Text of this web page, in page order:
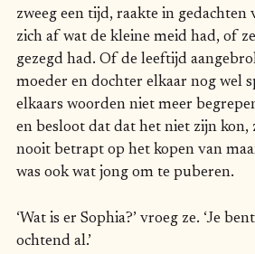
zweeg een tijd, raakte in gedachten
zich af wat de kleine meid had, of
gezegd had. Of de leeftijd
moeder en dochter elkaar nog wel
elkaars woorden niet meer
en besloot dat dat het niet zijn kon,
nooit betrapt op het kopen van
was ook wat jong om te puberen.
‘Wat is er Sophia?’ vroeg ze. ‘Je
ochtend al.’